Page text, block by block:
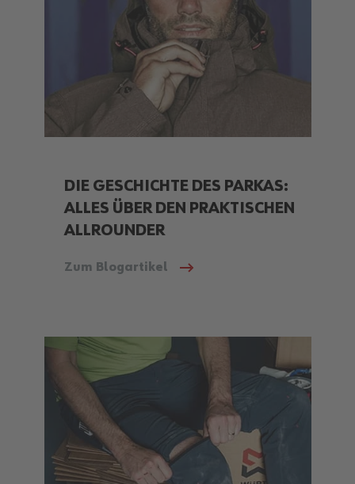
DIE GESCHICHTE DES PARKAS:
ALLES ÜBER DEN PRAKTISCHEN
ALLROUNDER
Zum Blogartikel